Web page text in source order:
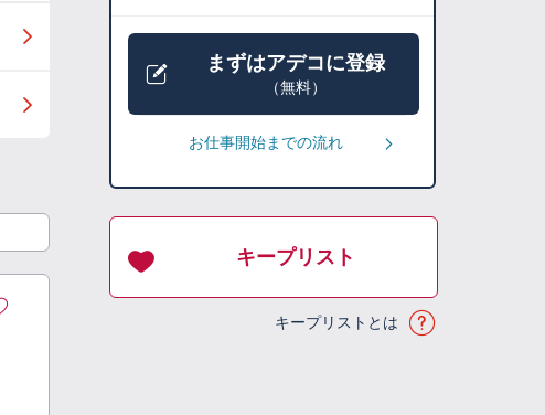
まずはアデコに登録
（無料）
お仕事開始までの流れ
キープリスト
キープリストとは